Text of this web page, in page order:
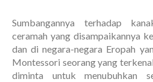
Sumbangannya terhadap
ceramah yang disampaikannya
dan di negara-negara Eropah
Montessori seorang yang
diminta untuk menubuhkan